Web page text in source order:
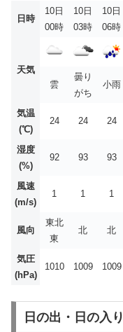
日時
10日
00時
10日
03時
10日
06時
天気
雲
曇り
がち
小雨
気温
(℃)
24 24 24
湿度
(%)
92 93 93
風速
(m/s)
1 1 1
風向
東北
東
北 北
気圧
(hPa)
1010 1009 1009
日の出・日の入り